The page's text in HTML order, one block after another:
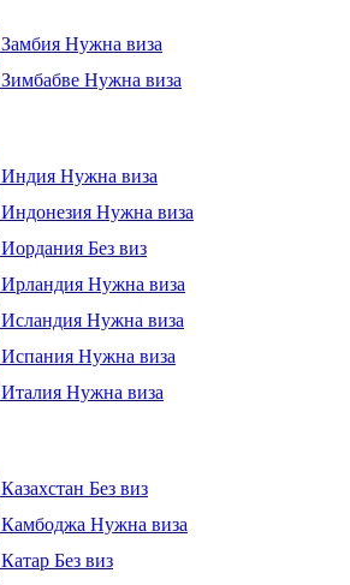
Замбия Нужна виза
Зимбабве Нужна виза
Индия Нужна виза
Индонезия Нужна виза
Иордания Без виз
Ирландия Нужна виза
Исландия Нужна виза
Испания Нужна виза
Италия Нужна виза
Казахстан Без виз
Камбоджа Нужна виза
Катар Без виз